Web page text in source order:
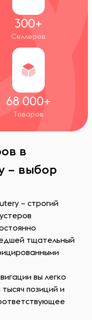
300+
Селлеров
68 000+
Товаров
в
– выбор
– строгий
тщательный
вы легко
позиций и